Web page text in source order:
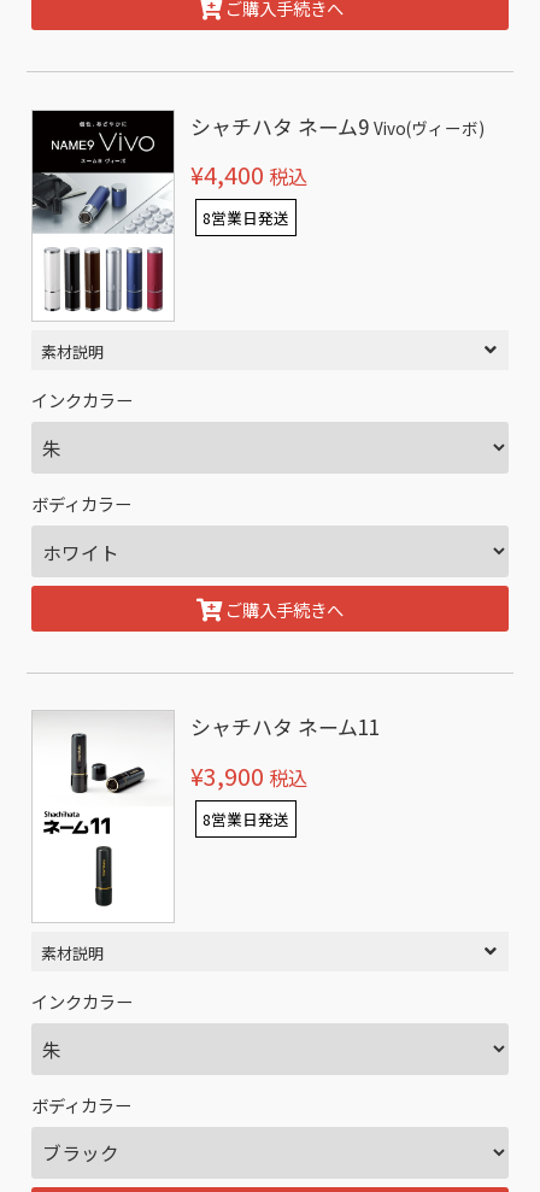
ご購入手続きへ
シャチハタ ネーム9Vivo(ヴィーボ)
¥4,400 税込
8営業日発送
素材説明
インクカラー
ボディカラー
ご購入手続きへ
シャチハタ ネーム11
¥3,900 税込
8営業日発送
素材説明
インクカラー
ボディカラー